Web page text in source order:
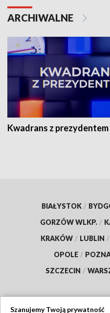
ARCHIWALNE
Kwadrans z prezydentem
BIAŁYSTOK /
GORZÓW WLKP. /
KRAKÓW / LUBLIN /
OPOLE /
SZCZECIN /
Szanujemy Twoją prywatność